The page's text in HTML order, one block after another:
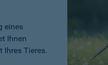
eines
Ihnen
Ihres Tieres.